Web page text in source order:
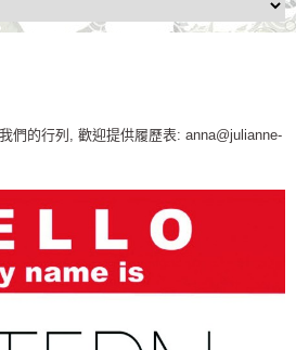
們的行列, 歡迎提供履歷表: anna@julianne-